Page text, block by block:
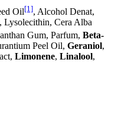
Oil[1], Alcohol Denat,
Lysolecithin, Cera Alba
Gum, Parfum, Beta-
Peel Oil, Geraniol,
Limonene, Linalool,